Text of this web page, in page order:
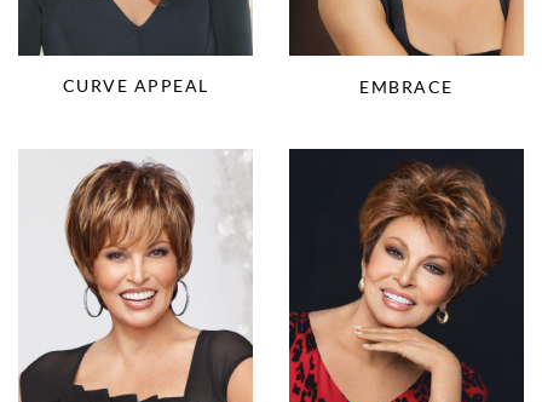
CURVE APPEAL EMBRACE